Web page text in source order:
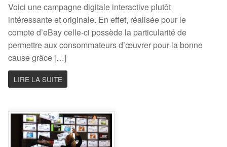
Voici une campagne digitale interactive plutôt
intéressante et originale. En effet, réalisée pour le
compte d’eBay celle-ci possède la particularité de
permettre aux consommateurs d’œuvrer pour la bonne
cause grâce […]
LIRE LA SUITE